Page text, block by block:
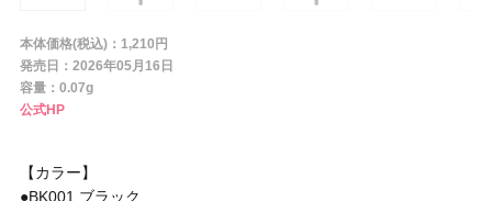
アイテム
目的・用途
本体価格(税込)：1,210円
発売日：2026年05月16日
容量：0.07g
公式HP
【カラー】
●BK001 ブラック